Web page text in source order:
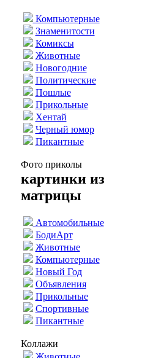
Компьютерные
Знаменитости
Комиксы
Животные
Новогодние
Политические
Пошлые
Прикольные
Хентай
Черный юмор
Пикантные
Фото приколы
картинки из
матрицы
Автомобильные
БодиАрт
Животные
Компьютерные
Новый Год
Объявления
Прикольные
Спортивные
Пикантные
Коллажи